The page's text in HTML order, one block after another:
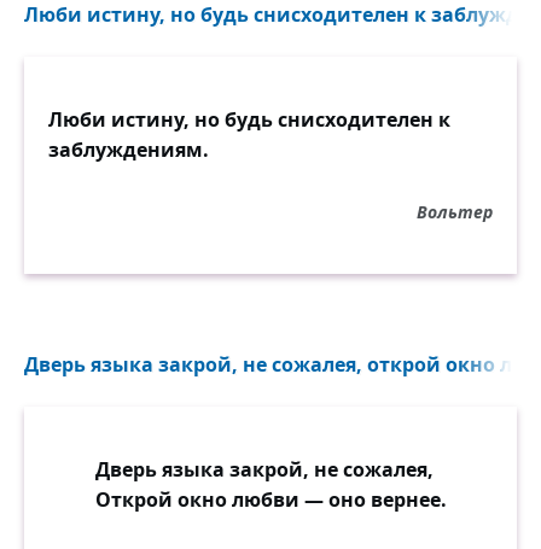
Люби истину, но будь снисходителен к
Люби истину, но будь снисходителен к
заблуждениям.
Вольтер
Дверь языка закрой, не сожалея, открой окно
Дверь языка закрой, не сожалея,
Открой окно любви — оно вернее.